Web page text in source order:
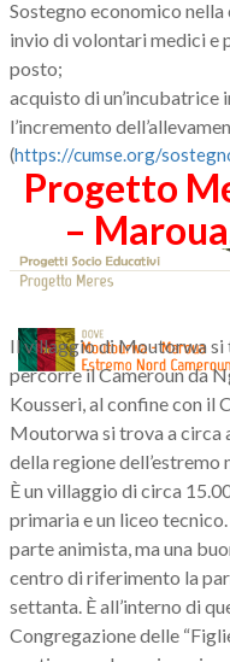
Sostegno economico
invio di volontari medici e
posto;
acquisto di
l’incremento
(https://cumse.org/
Progetto
–
Il villaggio di Moutorwa si
percorre il Cameroun da
Kousseri, al confine con il
Moutorwa si trova a circa
della regione dell’estremo
È un villaggio di circa
primaria e un liceo
parte animista, ma una
centro di riferimento la
settanta. È all’interno di
Congregazione delle